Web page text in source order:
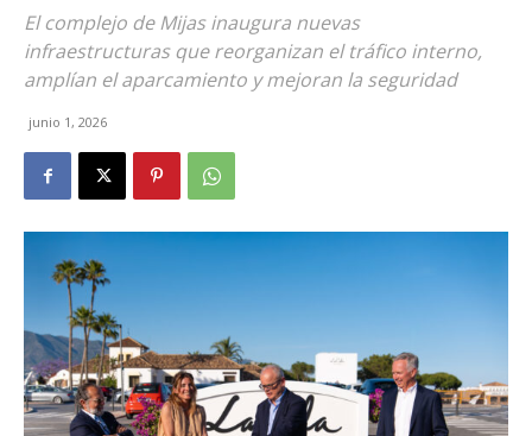
El complejo de Mijas inaugura nuevas
infraestructuras que reorganizan el tráfico interno,
amplían el aparcamiento y mejoran la seguridad
junio 1, 2026